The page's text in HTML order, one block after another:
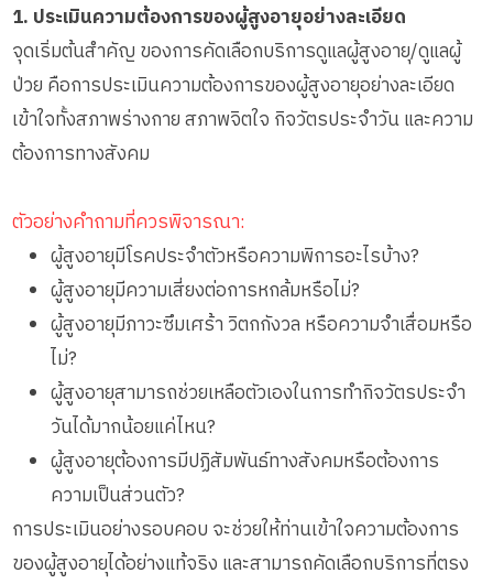
1. ประเมินความต้องการของผู้สูงอายุอย่างละเอียด
จุดเริ่มต้นสำคัญ ของการคัดเลือกบริการดูแลผู้สูงอายุ/ดูแลผู้
ป่วย คือการประเมินความต้องการของผู้สูงอายุอย่างละเอียด
เข้าใจทั้งสภาพร่างกาย สภาพจิตใจ กิจวัตรประจำวัน และความ
ต้องการทางสังคม
ตัวอย่างคำถามที่ควรพิจารณา:
ผู้สูงอายุมีโรคประจำตัวหรือความพิการอะไรบ้าง?
ผู้สูงอายุมีความเสี่ยงต่อการหกล้มหรือไม่?
ผู้สูงอายุมีภาวะซึมเศร้า วิตกกังวล หรือความจำเสื่อมหรือ
ไม่?
ผู้สูงอายุสามารถช่วยเหลือตัวเองในการทำกิจวัตรประจำ
วันได้มากน้อยแค่ไหน?
ผู้สูงอายุต้องการมีปฏิสัมพันธ์ทางสังคมหรือต้องการ
ความเป็นส่วนตัว?
การประเมินอย่างรอบคอบ จะช่วยให้ท่านเข้าใจความต้องการ
ของผู้สูงอายุได้อย่างแท้จริง และสามารถคัดเลือกบริการที่ตรง